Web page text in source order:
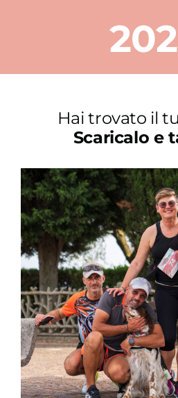
Hai trovato il
Scaricalo e